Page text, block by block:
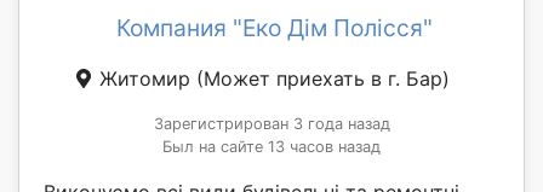
Компания "Еко Дім Полісся"
Житомир (Может приехать в г. Бар)
Зарегистрирован 3 года назад
Был на сайте 13 часов назад